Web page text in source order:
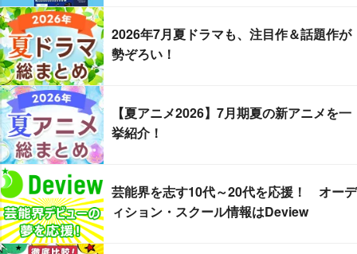
2026年7月夏ドラマも、注目作＆話題作が
勢ぞろい！
【夏アニメ2026】7月期夏の新アニメを一
挙紹介！
芸能界を志す10代～20代を応援！ オーデ
ィション・スクール情報はDeview